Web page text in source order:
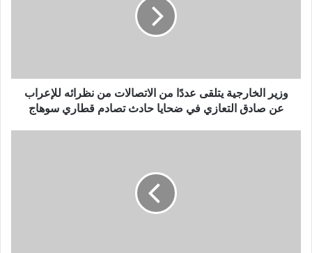
ر
وزير الخارجية يتلقى عددًا من الاتصالات من نظرائه للإعراب
عن صادق التعازي في ضحايا حادث تصادم قطاري سوهاج